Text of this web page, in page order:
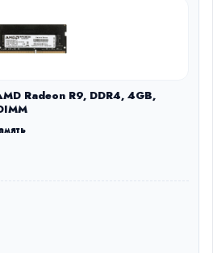
Radeon R9, DDR4, 4GB,